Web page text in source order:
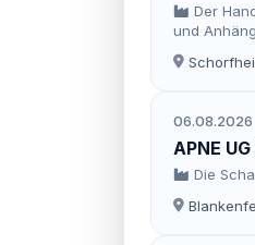
Der
und
06.08.2026
APNE
Die